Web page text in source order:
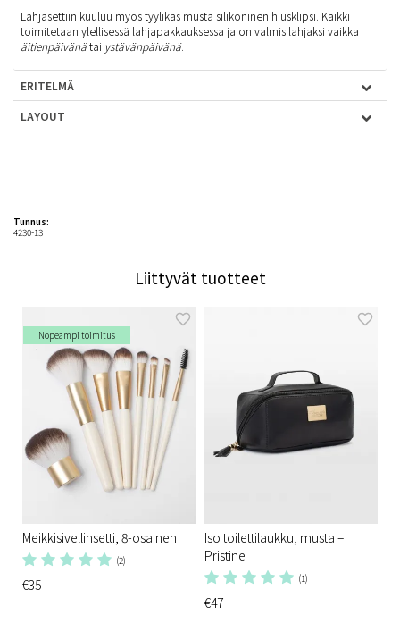
Lahjasettiin kuuluu myös tyylikäs musta silikoninen hiusklipsi. Kaikki
toimitetaan ylellisessä lahjapakkauksessa ja on valmis lahjaksi vaikka
äitienpäivänätai ystävänpäivänä.
ERITELMÄ
LAYOUT
Tunnus:
4230-13
Liittyvät tuotteet
Nopeampi toimitus
Meikkisivellinsetti, 8-osainen
(2)
€35
Iso toilettilaukku, musta –
Pristine
(1)
€47